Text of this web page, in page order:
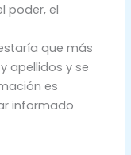
poder, el
que más
apellidos y se
es
informado